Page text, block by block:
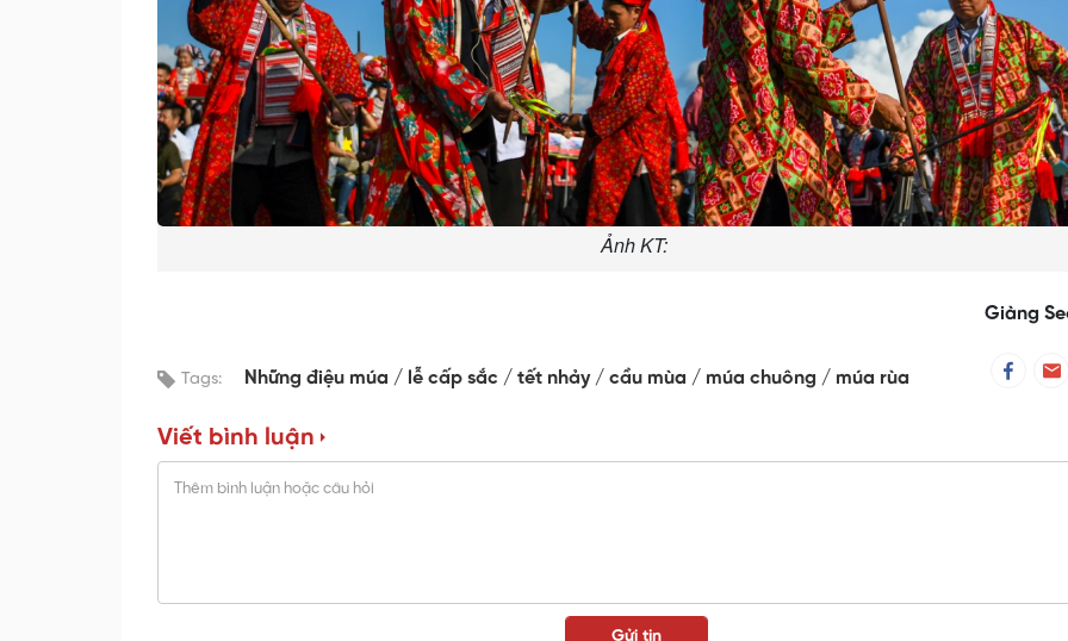
Ảnh KT:
Giàng
Tags: Những điệu múa lễ cấp sắc tết nhảy cầu mùa múa chuông múa rùa
Viết bình luận